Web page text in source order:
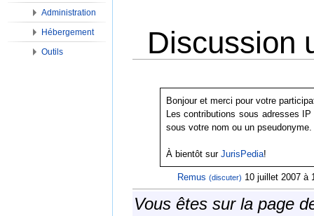
Discussion
Bonjour et merci pour votre
Les contributions sous adresses
sous votre nom ou un pseudonyme.
À bientôt sur JurisPedia!
Remus (discuter) 10 juillet 2007 à
Vous êtes sur la page
Administration
Hébergement
Outils